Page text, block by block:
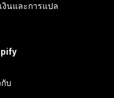
งินและการแปล
กับ